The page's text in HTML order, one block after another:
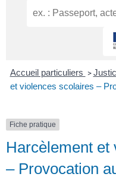
Accueil particuliers >
et violences scolaires –
Fiche pratique
Harcèlement et
– Provocation